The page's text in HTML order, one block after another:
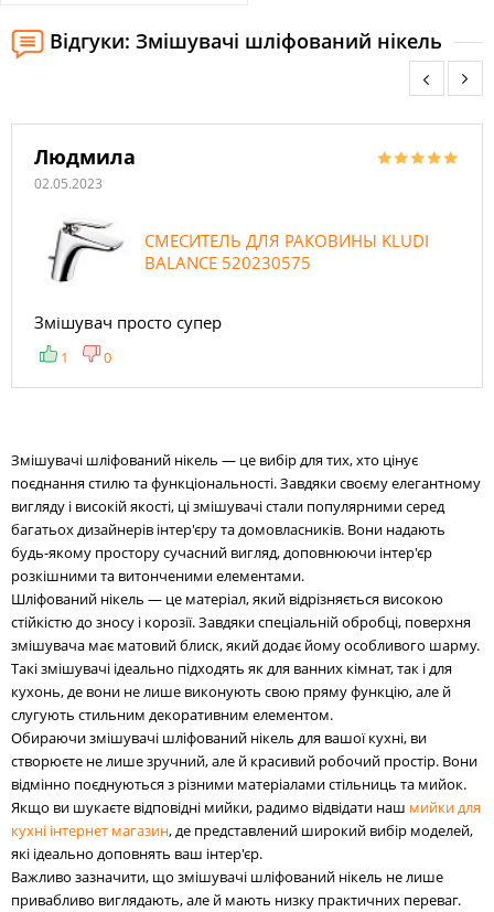
Відгуки: Змішувачі шліфований нікель
Людмила
02.05.2023
СМЕСИТЕЛЬ ДЛЯ РАКОВИНЫ KLUDI
BALANCE 520230575
Змішувач просто супер
1 0
Змішувачі шліфований нікель — це вибір для тих, хто цінує
поєднання стилю та функціональності. Завдяки своєму елегантному
вигляду і високій якості, ці змішувачі стали популярними серед
багатьох дизайнерів інтер'єру та домовласників. Вони надають
будь-якому простору сучасний вигляд, доповнюючи інтер'єр
розкішними та витонченими елементами.
Шліфований нікель — це матеріал, який відрізняється високою
стійкістю до зносу і корозії. Завдяки спеціальній обробці, поверхня
змішувача має матовий блиск, який додає йому особливого шарму.
Такі змішувачі ідеально підходять як для ванних кімнат, так і для
кухонь, де вони не лише виконують свою пряму функцію, але й
слугують стильним декоративним елементом.
Обираючи змішувачі шліфований нікель для вашої кухні, ви
створюєте не лише зручний, але й красивий робочий простір. Вони
відмінно поєднуються з різними матеріалами стільниць та мийок.
Якщо ви шукаєте відповідні мийки, радимо відвідати наш мийки для
кухні інтернет магазин, де представлений широкий вибір моделей,
які ідеально доповнять ваш інтер'єр.
Важливо зазначити, що змішувачі шліфований нікель не лише
привабливо виглядають, але й мають низку практичних переваг.